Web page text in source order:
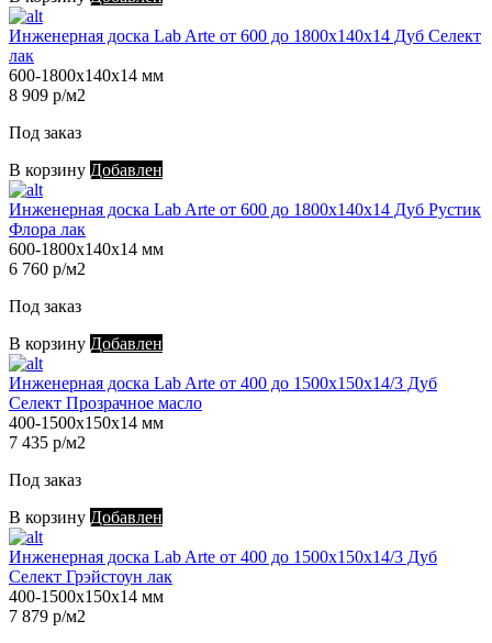
Инженерная доска Lab Arte от 600 до 1800х140х14 Дуб Селект
лак
600-1800х140х14 мм
8 909 р/м2
Под заказ
В корзину Добавлен
Инженерная доска Lab Arte от 600 до 1800х140х14 Дуб Рустик
Флора лак
600-1800х140х14 мм
6 760 р/м2
Под заказ
В корзину Добавлен
Инженерная доска Lab Arte от 400 до 1500х150х14/3 Дуб
Селект Прозрачное масло
400-1500х150х14 мм
7 435 р/м2
Под заказ
В корзину Добавлен
Инженерная доска Lab Arte от 400 до 1500х150х14/3 Дуб
Селект Грэйстоун лак
400-1500х150х14 мм
7 879 р/м2